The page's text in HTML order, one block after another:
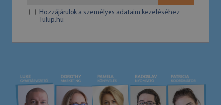
Hozzájárulok a személyes adataim kezeléséhez
Tulup.hu